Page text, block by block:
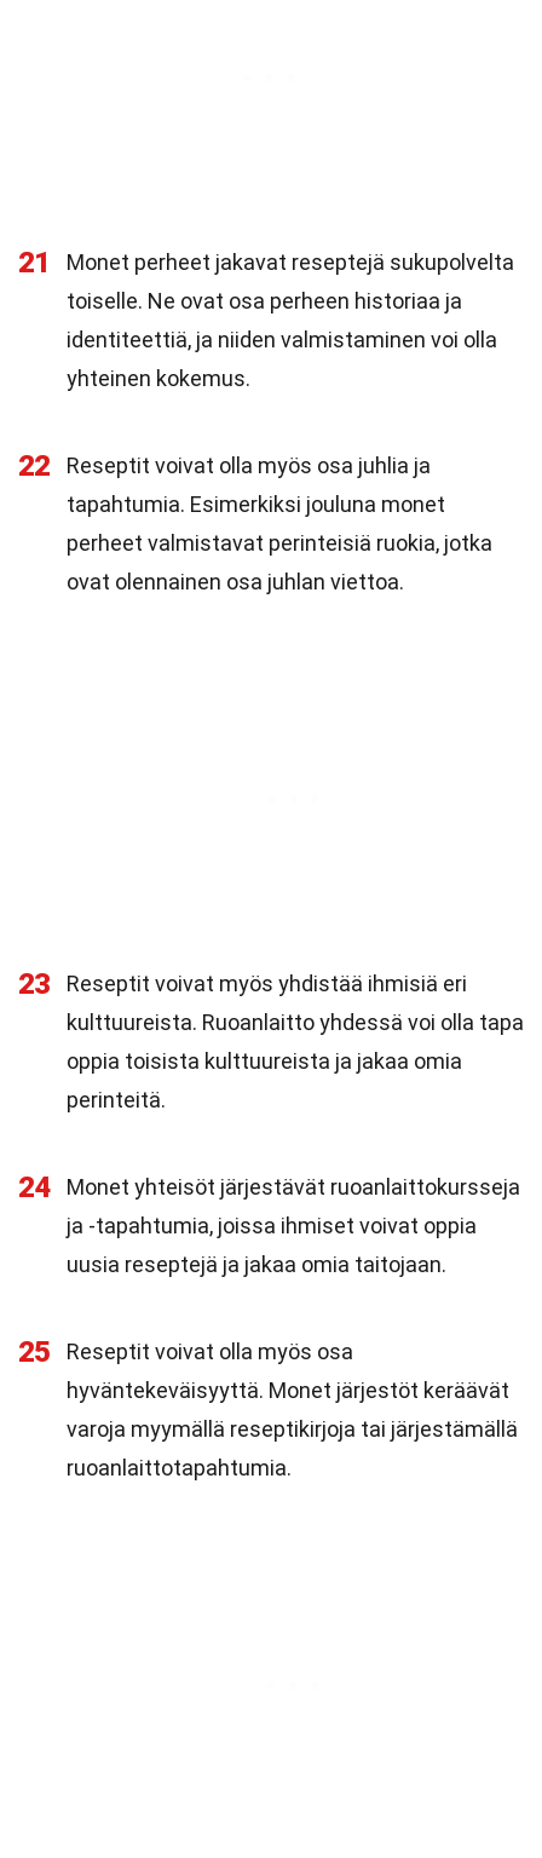
21
Monet perheet jakavat reseptejä sukupolvelta
toiselle. Ne ovat osa perheen historiaa ja
identiteettiä, ja niiden valmistaminen voi olla
yhteinen kokemus.
22
Reseptit voivat olla myös osa juhlia ja
tapahtumia. Esimerkiksi jouluna monet
perheet valmistavat perinteisiä ruokia, jotka
ovat olennainen osa juhlan viettoa.
23
Reseptit voivat myös yhdistää ihmisiä eri
kulttuureista. Ruoanlaitto yhdessä voi olla tapa
oppia toisista kulttuureista ja jakaa omia
perinteitä.
24
Monet yhteisöt järjestävät ruoanlaittokursseja
ja -tapahtumia, joissa ihmiset voivat oppia
uusia reseptejä ja jakaa omia taitojaan.
25
Reseptit voivat olla myös osa
hyväntekeväisyyttä. Monet järjestöt keräävät
varoja myymällä reseptikirjoja tai järjestämällä
ruoanlaittotapahtumia.